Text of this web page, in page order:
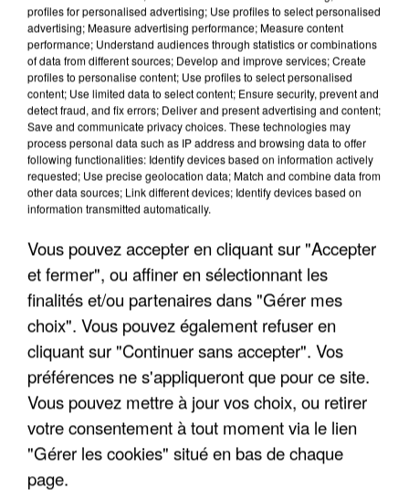
APRÈS TOUTES CES CANICULES, LES REFUGES
DE FAUNE SAUVAGE SONT...
profiles for personalised advertising; Use profiles to select personalised
advertising; Measure advertising performance; Measure content
performance; Understand audiences through statistics or combinations
of data from different sources; Develop and improve services; Create
profiles to personalise content; Use profiles to select personalised
content; Use limited data to select content; Ensure security, prevent and
detect fraud, and fix errors; Deliver and present advertising and content;
Save and communicate privacy choices. These technologies may
process personal data such as IP address and browsing data to offer
following functionalities: Identify devices based on information actively
requested; Use precise geolocation data; Match and combine data from
other data sources; Link different devices; Identify devices based on
information transmitted automatically.
Vous pouvez accepter en cliquant sur "Accepter
et fermer", ou affiner en sélectionnant les
finalités et/ou partenaires dans "Gérer mes
choix". Vous pouvez également refuser en
cliquant sur "Continuer sans accepter". Vos
préférences ne s'appliqueront que pour ce site.
Vous pouvez mettre à jour vos choix, ou retirer
votre consentement à tout moment via le lien
"Gérer les cookies" situé en bas de chaque
page.